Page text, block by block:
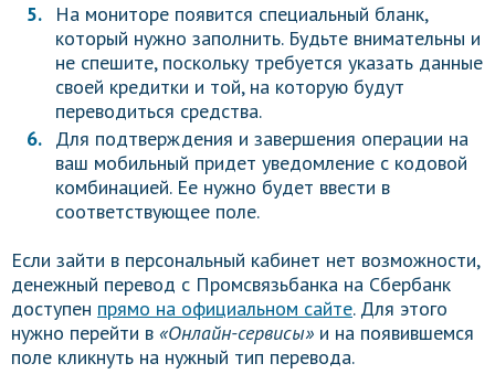
На мониторе появится специальный бланк,
который нужно заполнить. Будьте внимательны и
не спешите, поскольку требуется указать данные
своей кредитки и той, на которую будут
переводиться средства.
Для подтверждения и завершения операции на
ваш мобильный придет уведомление с кодовой
комбинацией. Ее нужно будет ввести в
соответствующее поле.
Если зайти в персональный кабинет нет возможности,
денежный перевод с Промсвязьбанка на Сбербанк
доступен прямо на официальном сайте. Для этого
нужно перейти в «Онлайн-сервисы» и на появившемся
поле кликнуть на нужный тип перевода.